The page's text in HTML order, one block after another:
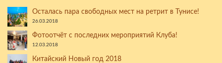
Осталась пара свободных мест на ретрит в Тунисе!
26.03.2018
Фотоотчёт с последних мероприятий Клуба!
12.03.2018
Китайский Новый год 2018